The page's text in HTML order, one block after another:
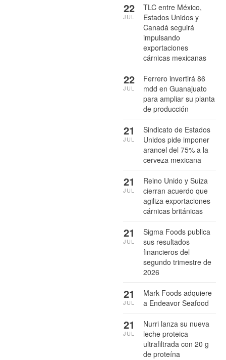
TLC entre México,
Estados Unidos y
Canadá seguirá
impulsando
exportaciones
cárnicas mexicanas
22
JUL
Ferrero invertirá 86
mdd en Guanajuato
para ampliar su planta
de producción
22
JUL
Sindicato de Estados
Unidos pide imponer
arancel del 75% a la
cerveza mexicana
21
JUL
Reino Unido y Suiza
cierran acuerdo que
agiliza exportaciones
cárnicas británicas
21
JUL
Sigma Foods publica
sus resultados
financieros del
segundo trimestre de
2026
21
JUL
Mark Foods adquiere
a Endeavor Seafood
21
JUL
Nurri lanza su nueva
leche proteica
ultrafiltrada con 20 g
de proteína
21
JUL